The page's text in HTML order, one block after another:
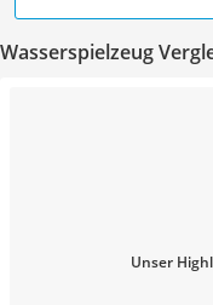
Wasserspielzeug
Unser